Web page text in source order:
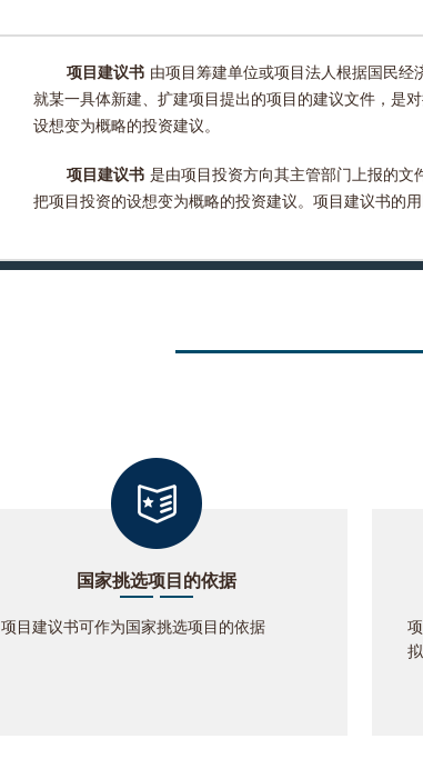
项目建议书 由项目筹建单位或项目法人根据国民经
就某一具体新建、扩建项目提出的项目的建议文件，是
设想变为概略的投资建议。
项目建议书 是由项目投资方向其主管部门上报的文
把项目投资的设想变为概略的投资建议。项目建议书的
国家挑选项目的依据
项目建议书可作为国家挑选项目的依据